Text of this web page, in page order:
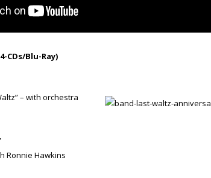
CDs/Blu-Ray)
– with orchestra
Ronnie Hawkins